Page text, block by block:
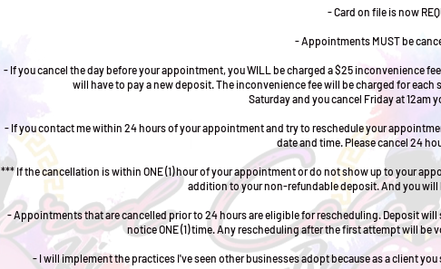
- Card on file is now
- Appointments MUST be
- If you cancel the day before your appointment, you WILL be charged a $25 inconvenience
will have to pay a new deposit. The inconvenience fee will be charged for
Saturday and you cancel Friday at 12am
- If you contact me within 24 hours of your appointment and try to reschedule your
date and time. Please cancel 24
*** If the cancellation is within ONE (1) hour of your appointment or do not show up to your
addition to your non-refundable deposit. And you
- Appointments that are cancelled prior to 24 hours are eligible for rescheduling. Deposit
notice ONE (1) time. Any rescheduling after the first attempt will
- I will implement the practices I've seen other businesses adopt because as a client